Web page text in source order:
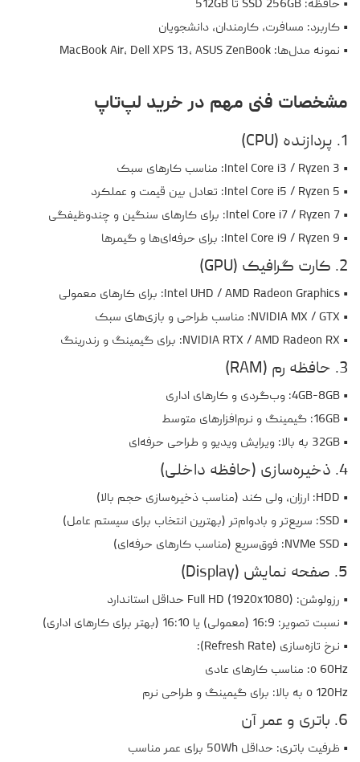
• حافظه: SSD 256GB تا 512GB
• کاربرد: مسافرت، کارمندان، دانشجویان
• نمونه مدل‌ها: MacBook Air، Dell XPS 13، ASUS ZenBook
مشخصات فنی مهم در خرید لپ‌تاپ
1. پردازنده (CPU)
• Intel Core i3 / Ryzen 3: مناسب کارهای سبک
• Intel Core i5 / Ryzen 5: تعادل بین قیمت و عملکرد
• Intel Core i7 / Ryzen 7: برای کارهای سنگین و چندوظیفگی
• Intel Core i9 / Ryzen 9: برای حرفه‌ای‌ها و گیمرها
2. کارت گرافیک (GPU)
• Intel UHD / AMD Radeon Graphics: برای کارهای معمولی
• NVIDIA MX / GTX: مناسب طراحی و بازی‌های سبک
• NVIDIA RTX / AMD Radeon RX: برای گیمینگ و رندرینگ
3. حافظه رم (RAM)
• 4GB-8GB: وب‌گردی و کارهای اداری
• 16GB: گیمینگ و نرم‌افزارهای متوسط
• 32GB به بالا: ویرایش ویدیو و طراحی حرفه‌ای
4. ذخیره‌سازی (حافظه داخلی)
• HDD: ارزان، ولی کند (مناسب ذخیره‌سازی حجم بالا)
• SSD: سریع‌تر و بادوام‌تر (بهترین انتخاب برای سیستم عامل)
• NVMe SSD: فوق‌سریع (مناسب کارهای حرفه‌ای)
5. صفحه نمایش (Display)
• رزولوشن: Full HD (1920x1080) حداقل استاندارد
• نسبت تصویر: 16:9 (معمولی) یا 16:10 (بهتر برای کارهای اداری)
• نرخ تازه‌سازی (Refresh Rate):
o 60Hz: مناسب کارهای عادی
o 120Hz به بالا: برای گیمینگ و طراحی نرم
6. باتری و عمر آن
• ظرفیت باتری: حداقل 50Wh برای عمر مناسب